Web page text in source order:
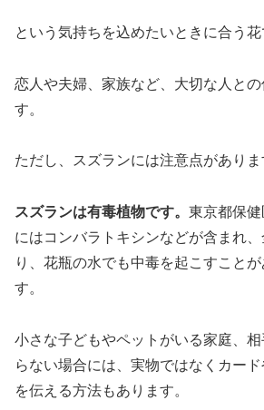
という気持ちを込めたいときに合う花
恋人や夫婦、家族など、大切な人と
す。
ただし、スズランには注意点がありま
スズランは有毒植物です。 東京都保
にはコンバラトキシンなどが含まれ
り、花瓶の水でも中毒を起こすこと
す。
小さな子どもやペットがいる家庭、
らない場合には、実物ではなくカー
を伝える方法もあります。